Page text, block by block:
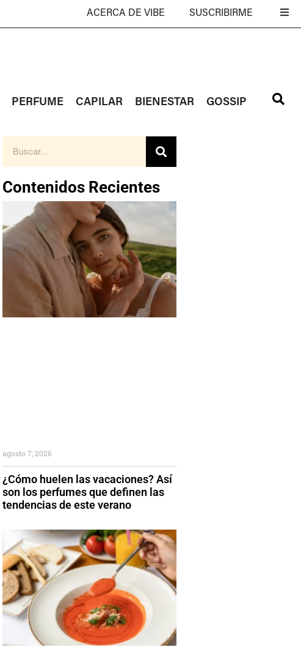
ACERCA DE VIBE SUSCRIBIRME
PERFUME CAPILAR BIENESTAR GOSSIP
Contenidos Recientes
¿Cómo huelen las vacaciones? Así
son los perfumes que definen las
tendencias de este verano
agosto 7, 2026